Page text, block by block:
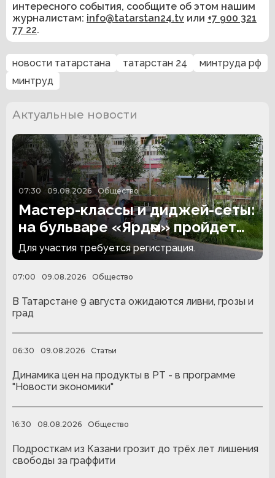
интересного события, сообщите об этом нашим
журналистам: info@tatarstan24.tv или +7 900 321
77 22.
новости татарстана татарстан 24
минтруда рф
минтруд
Актуальные новости
07:30 09.08.2026 Общество
Мастер-классы и диджей-сеты:
на бульваре «Ярдәм» пройдет
инклюзивная дискотека
Для участия требуется регистрация.
07:00 09.08.2026 Общество
В Татарстане 9 августа ожидаются ливни, грозы и
град
06:30 09.08.2026 Статьи
Динамика цен на продукты в РТ - в программе
"Новости экономики"
16:30 08.08.2026 Общество
Подросткам из Казани грозит до трёх лет лишения
свободы за граффити